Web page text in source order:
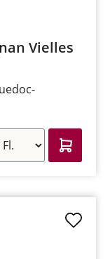
Vielles